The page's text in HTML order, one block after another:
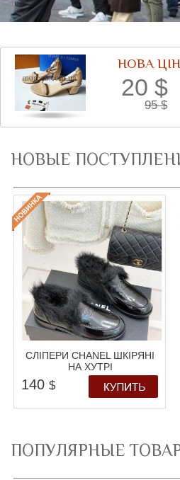
НОВА
20 $
95$
НОВЫЕ
СЛІПЕРИ CHANEL ШКІРЯНІ
НА ХУТРІ
140 $
ПОПУЛЯРНЫЕ